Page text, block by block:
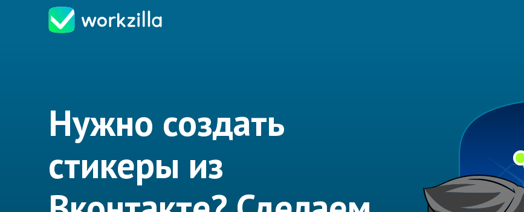
Нужно создать
стикеры из